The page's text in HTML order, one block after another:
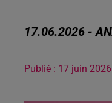
17.06.2026 -
Publié : 17 juin